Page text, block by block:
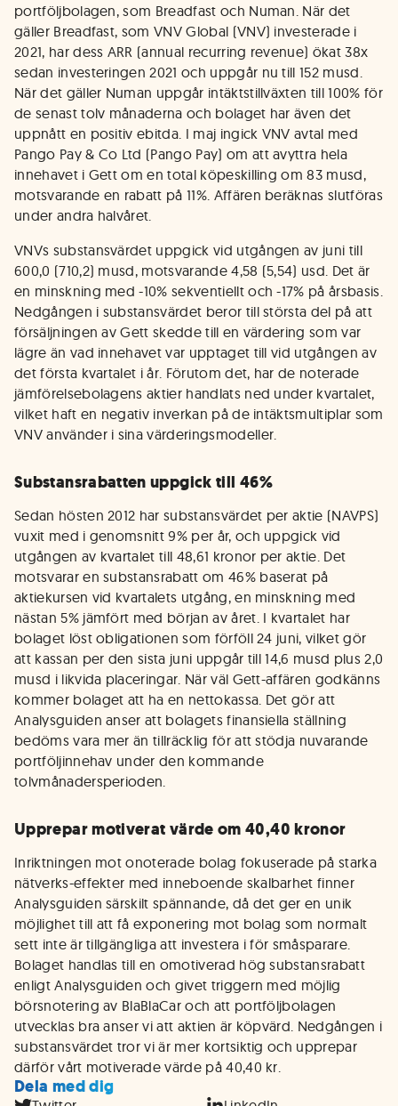
portföljbolagen, som Breadfast och Numan. När det
gäller Breadfast, som VNV Global (VNV) investerade i
2021, har dess ARR (annual recurring revenue) ökat 38x
sedan investeringen 2021 och uppgår nu till 152 musd.
När det gäller Numan uppgår intäktstillväxten till 100% för
de senast tolv månaderna och bolaget har även det
uppnått en positiv ebitda. I maj ingick VNV avtal med
Pango Pay & Co Ltd (Pango Pay) om att avyttra hela
innehavet i Gett om en total köpeskilling om 83 musd,
motsvarande en rabatt på 11%. Affären beräknas slutföras
under andra halvåret.
VNVs substansvärdet uppgick vid utgången av juni till
600,0 (710,2) musd, motsvarande 4,58 (5,54) usd. Det är
en minskning med -10% sekventiellt och -17% på årsbasis.
Nedgången i substansvärdet beror till största del på att
försäljningen av Gett skedde till en värdering som var
lägre än vad innehavet var upptaget till vid utgången av
det första kvartalet i år. Förutom det, har de noterade
jämförelsebolagens aktier handlats ned under kvartalet,
vilket haft en negativ inverkan på de intäktsmultiplar som
VNV använder i sina värderingsmodeller.
Substansrabatten uppgick till 46%
Sedan hösten 2012 har substansvärdet per aktie (NAVPS)
vuxit med i genomsnitt 9% per år, och uppgick vid
utgången av kvartalet till 48,61 kronor per aktie. Det
motsvarar en substansrabatt om 46% baserat på
aktiekursen vid kvartalets utgång, en minskning med
nästan 5% jämfört med början av året. I kvartalet har
bolaget löst obligationen som förföll 24 juni, vilket gör
att kassan per den sista juni uppgår till 14,6 musd plus 2,0
musd i likvida placeringar. När väl Gett-affären godkänns
kommer bolaget att ha en nettokassa. Det gör att
Analysguiden anser att bolagets finansiella ställning
bedöms vara mer än tillräcklig för att stödja nuvarande
portföljinnehav under den kommande
tolvmånadersperioden.
Upprepar motiverat värde om 40,40 kronor
Inriktningen mot onoterade bolag fokuserade på starka
nätverks-effekter med inneboende skalbarhet finner
Analysguiden särskilt spännande, då det ger en unik
möjlighet till att få exponering mot bolag som normalt
sett inte är tillgängliga att investera i för småsparare.
Bolaget handlas till en omotiverad hög substansrabatt
enligt Analysguiden och givet triggern med möjlig
börsnotering av BlaBlaCar och att portföljbolagen
utvecklas bra anser vi att aktien är köpvärd. Nedgången i
substansvärdet tror vi är mer kortsiktig och upprepar
därför vårt motiverade värde på 40,40 kr.
Dela med dig